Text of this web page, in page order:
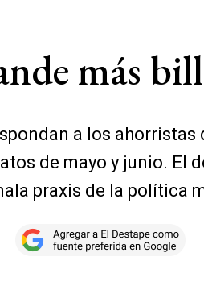
más
a los
de mayo y junio. El
praxis de la política